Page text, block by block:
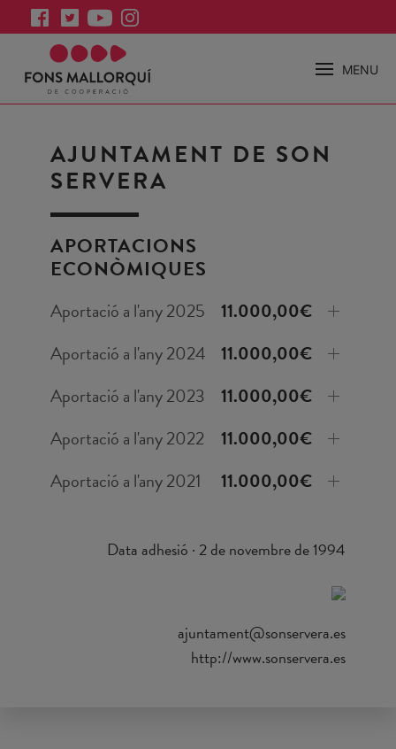
MENU
AJUNTAMENT DE SON
SERVERA
APORTACIONS
ECONÒMIQUES
Aportació a l'any 2025
11.000,00€
Aportació a l'any 2024
11.000,00€
Aportació a l'any 2023
11.000,00€
Aportació a l'any 2022
11.000,00€
Aportació a l'any 2021
11.000,00€
Data adhesió · 2 de novembre de 1994
ajuntament@sonservera.es
http://www.sonservera.es